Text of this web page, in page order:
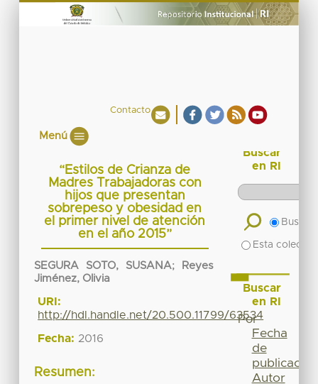
Contacto
Menú
“Estilos de Crianza de
Madres Trabajadoras con
hijos que presentan
sobrepeso y obesidad en
el primer nivel de atención
en el año 2015”
SEGURA SOTO, SUSANA;
Reyes
Jiménez, Olivia
URI:
http://hdl.handle.net/20.500.11799/63534
Fecha: 2016
Resumen:
Buscar
en RI
Buscar
Esta
Buscar
en RI
Por
Fecha
de
publicación
Autor